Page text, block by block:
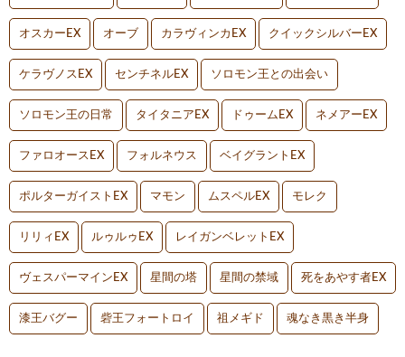
オスカーEX オーブ カラヴィンカEX クイックシルバーEX
ケラヴノスEX センチネルEX ソロモン王との出会い
ソロモン王の日常 タイタニアEX ドゥームEX ネメアーEX
ファロオースEX フォルネウス ベイグラントEX
ポルターガイストEX マモン ムスペルEX モレク
リリィEX ルゥルゥEX レイガンベレットEX
ヴェスパーマインEX 星間の塔 星間の禁域 死をあやす者EX
漆王バグー 砦王フォートロイ 祖メギド 魂なき黒き半身